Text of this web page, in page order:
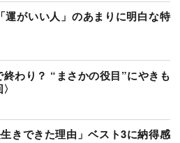
運がいい人」のあまりに明白な特
わり？ “まさかの役目”にやきも
きできた理由」ベスト3に納得感